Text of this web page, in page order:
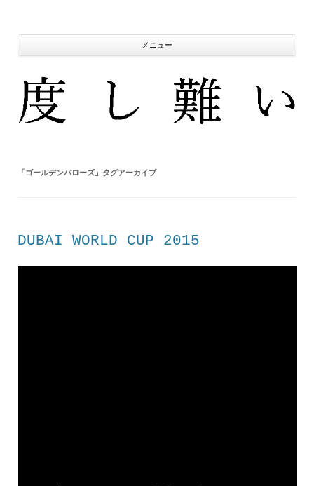
ン
へ
ッ
メニュー
「 ゴールデンバローズ」タグアーカイブ
DUBAI WORLD CUP 2015